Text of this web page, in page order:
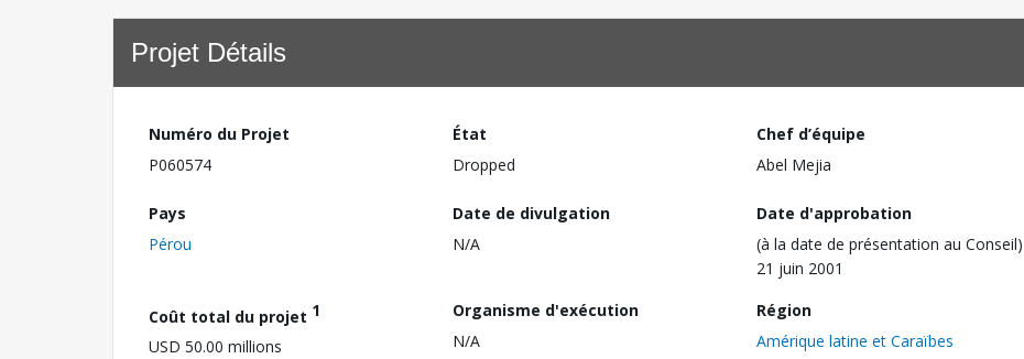
Projet Détails
Numéro du Projet
P060574
État
Dropped
Chef d’équipe
Abel Mejia
Pays
Pérou
Date de divulgation
N/A
Date d'approbation
(à la date de présentation au Conseil)
21 juin 2001
Coût total du projet 1
USD 50.00 millions
Organisme d'exécution
N/A
Région
Amérique latine et Caraïbes